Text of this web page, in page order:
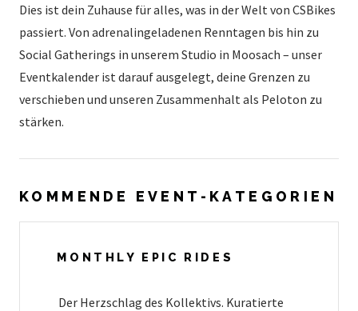
Dies ist dein Zuhause für alles, was in der Welt von CSBikes
passiert. Von adrenalingeladenen Renntagen bis hin zu
Social Gatherings in unserem Studio in Moosach – unser
Eventkalender ist darauf ausgelegt, deine Grenzen zu
verschieben und unseren Zusammenhalt als Peloton zu
stärken.
KOMMENDE EVENT-KATEGORIEN
MONTHLY EPIC RIDES
Der Herzschlag des Kollektivs. Kuratierte